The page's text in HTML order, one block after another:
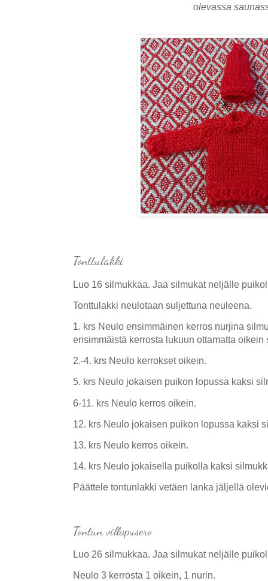
olevassa
Tonttulakki
Luo 16 silmukkaa. Jaa silmukat neljälle
Tonttulakki neulotaan suljettuna neuleena.
1. krs Neulo ensimmäinen kerros nurjina
ensimmäistä kerrosta lukuun ottamatta oikein
2.-4. krs Neulo kerrokset oikein.
5. krs Neulo jokaisen puikon lopussa kaksi
6-11. krs Neulo kerros oikein.
12. krs Neulo jokaisen puikon lopussa kaksi
13. krs Neulo kerros oikein.
14. krs Neulo jokaisella puikolla kaksi
Päättele tontunlakki vetäen lanka jäljellä
Tontun villapusero
Luo 26 silmukkaa. Jaa silmukat neljälle
Neulo 3 kerrosta 1 oikein, 1 nurin.